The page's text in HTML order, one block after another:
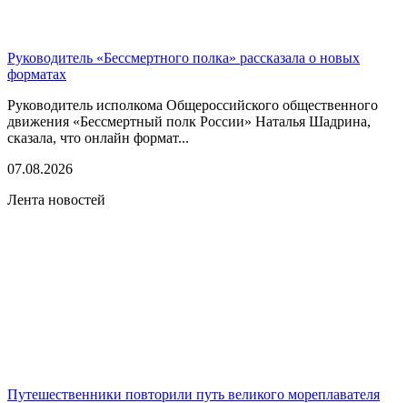
Руководитель «Бессмертного полка» рассказала о новых
форматах
Руководитель исполкома Общероссийского общественного
движения «Бессмертный полк России» Наталья Шадрина,
сказала, что онлайн формат...
07.08.2026
Лента новостей
Путешественники повторили путь великого мореплавателя